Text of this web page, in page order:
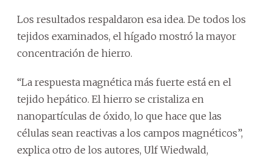
Los resultados respaldaron esa idea. De todos los
tejidos examinados, el hígado mostró la mayor
concentración de hierro.
“La respuesta magnética más fuerte está en el
tejido hepático. El hierro se cristaliza en
nanopartículas de óxido, lo que hace que las
células sean reactivas a los campos magnéticos”,
explica otro de los autores, Ulf Wiedwald,